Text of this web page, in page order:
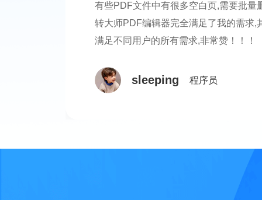
有些PDF文件中有很多空白页,需要批量
转大师PDF编辑器完全满足了我的需求,
满足不同用户的所有需求,非常赞！！！
sleeping 程序员